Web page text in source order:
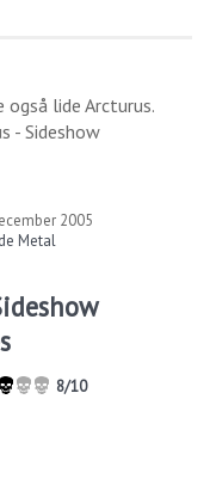
også lide Arcturus.
- Sideshow
2005
Metal
8/10